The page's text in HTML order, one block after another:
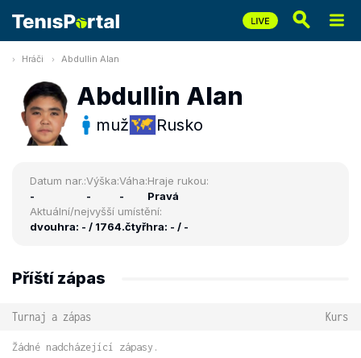
Hráči Abdullin Alan
Abdullin Alan
muž Rusko
Datum nar.:
-
Výška:
-
Váha:
-
Hraje rukou:
Pravá
Aktuální/nejvyšší umístění:
dvouhra: - / 1764.čtyřhra: - / -
Příští zápas
Turnaj a zápas Kurs
Žádné nadcházející zápasy.